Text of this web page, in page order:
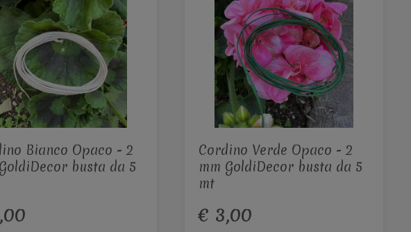
Bianco Opaco - 2
busta da 5
Cordino Verde Opaco - 2
mm GoldiDecor busta da 5
mt
€ 3,00